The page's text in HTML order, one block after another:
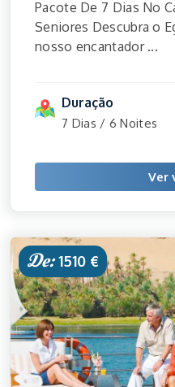
Pacote De 7 Dias No
Seniores Descubra o
nosso encantador ...
Duração
7 Dias / 6 Noites
Ver
De:1510 €